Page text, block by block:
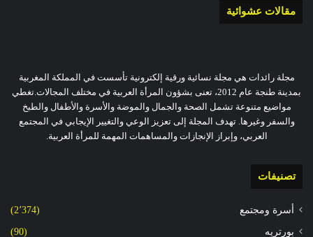
مقالات عشوائية
مجلة رائدات هي مجلة نسائية ورقية إلكترونية تأسست في المملكة المغربية
بمدينة طنجة عام 2012، تعنى بشؤون المرأة العربية في مختلف المجالات.تغطي
مواضيع متنوعة تشمل الصحة والجمال والموضة والأسرة والأطفال والطبخ
والسفر وغيرها. تهدف المجلة إلى تعزيز الوعي والتغيير الإيجابي في المجتمع
العربي، وإبراز الإنجازات والمساهمات المهمة للمرأة العربية.
تصنيفات
أسرة ومجتمع (2٬374)
بورتريه (90)